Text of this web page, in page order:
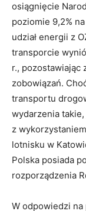
osiągnięcie
poziomie 9,2%
udział energii z
transporcie
r., pozostawiając
zobowiązań.
transportu
wydarzenia
z
lotnisku w
Polska posiada
rozporządzenia
W odpowiedzi